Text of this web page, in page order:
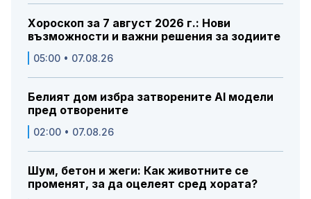
Хороскоп за 7 август 2026 г.: Нови
възможности и важни решения за зодиите
05:00 • 07.08.26
Белият дом избра затворените AI модели
пред отворените
02:00 • 07.08.26
Шум, бетон и жеги: Как животните се
променят, за да оцелеят сред хората?